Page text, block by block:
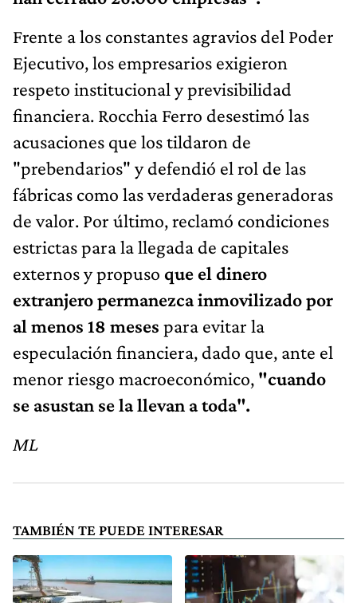
Frente a los constantes agravios del Poder
Ejecutivo, los empresarios exigieron
respeto institucional y previsibilidad
financiera. Rocchia Ferro desestimó las
acusaciones que los tildaron de
"prebendarios" y defendió el rol de las
fábricas como las verdaderas generadoras
de valor. Por último, reclamó condiciones
estrictas para la llegada de capitales
externos y propuso que el dinero
extranjero permanezca inmovilizado por
al menos 18 meses para evitar la
especulación financiera, dado que, ante el
menor riesgo macroeconómico, "cuando
se asustan se la llevan a toda".
ML
TAMBIÉN TE PUEDE INTERESAR